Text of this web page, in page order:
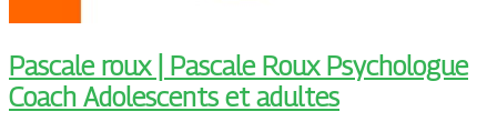
Pascale roux | Pascale Roux Psychologue
Coach Adolescents et adultes